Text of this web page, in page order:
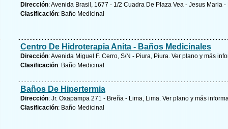
Dirección: Avenida Brasil, 1677 - 1/2 Cuadra De Plaza Vea - Jesus Maria
Clasificación: Baño Medicinal
Centro De Hidroterapia Anita - Baños Medicinales
Dirección: Avenida Miguel F. Cerro, S/N - Piura, Piura. Ver plano y más
Clasificación: Baño Medicinal
Baños De Hipertermia
Dirección: Jr. Oxapampa 271 - Breña - Lima, Lima. Ver plano y más
Clasificación: Baño Medicinal